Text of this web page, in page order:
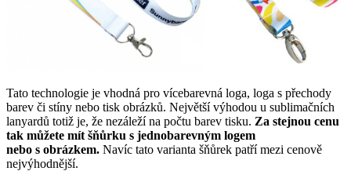
Tato technologie je vhodná pro vícebarevná loga, loga s přechody
barev či stíny nebo tisk obrázků. Největší výhodou u sublimačních
lanyardů totiž je, že nezáleží na počtu barev tisku. Za stejnou cenu
tak můžete mít šňůrku s jednobarevným logem
nebo s obrázkem. Navíc tato varianta šňůrek patří mezi cenově
nejvýhodnější.